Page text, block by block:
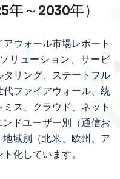
～2030年）
ウォール市場レポート
リューション、サービ
リング、ステートフル
ファイアウォール、統
ス、クラウド、ネット
ドユーザー別（通信お
域別（北米、欧州、ア
化しています。